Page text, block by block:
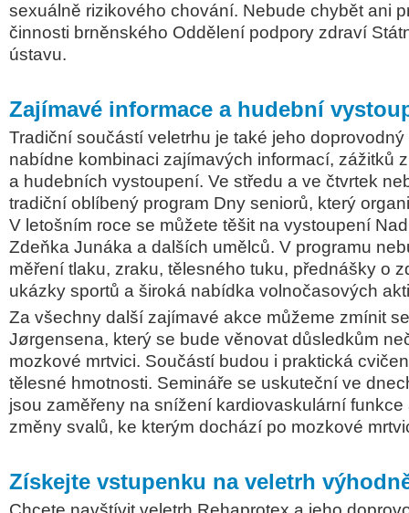
sexuálně rizikového chování. Nebude chybět ani
činnosti brněnského Oddělení podpory zdraví
ústavu.
Zajímavé informace a hudební
Tradiční součástí veletrhu je také jeho doprovodný
nabídne kombinaci zajímavých informací, zážitků
a hudebních vystoupení. Ve středu a ve čtvrtek
tradiční oblíbený program Dny seniorů, který
V letošním roce se můžete těšit na vystoupení
Zdeňka Junáka a dalších umělců. V programu
měření tlaku, zraku, tělesného tuku, přednášky o
ukázky sportů a široká nabídka volnočasových
Za všechny další zajímavé akce můžeme zmínit
Jørgensena, který se bude věnovat důsledkům
mozkové mrtvici. Součástí budou i praktická
tělesné hmotnosti. Semináře se uskuteční ve
jsou zaměřeny na snížení kardiovaskulární
změny svalů, ke kterým dochází po mozkové
Získejte vstupenku na veletrh